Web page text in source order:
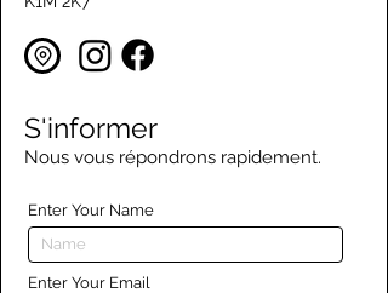
S'informer
Nous vous répondrons rapidement.
Enter Your Name
Enter Your Email